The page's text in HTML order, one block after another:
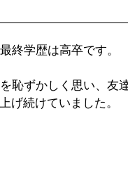
終学歴は高卒です。
恥ずかしく思い、
げ続けていました。